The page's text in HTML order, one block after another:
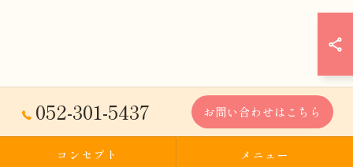
052-301-5437 お問い合わせはこちら
コンセプト メニュー